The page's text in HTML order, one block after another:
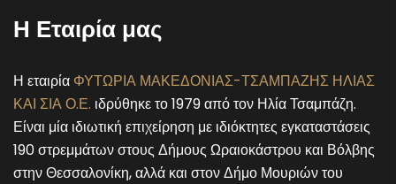
Η Εταιρία μας
Η εταιρία ΦΥΤΩΡΙΑ ΜΑΚΕΔΟΝΙΑΣ-ΤΣΑΜΠΑΖΗΣ ΗΛΙΑΣ
ΚΑΙ ΣΙΑ Ο.Ε. ιδρύθηκε το 1979 από τον Ηλία Τσαμπάζη.
Είναι μία ιδιωτική επιχείρηση με ιδιόκτητες εγκαταστάσεις
190 στρεμμάτων στους Δήμους Ωραιοκάστρου και Βόλβης
στην Θεσσαλονίκη, αλλά και στον Δήμο Μουριών του